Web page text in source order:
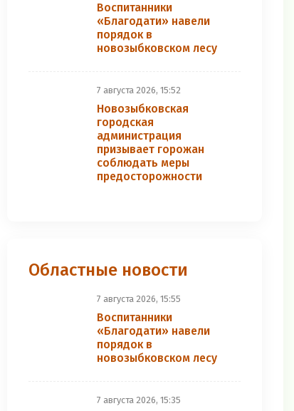
Воспитанники
«Благодати» навели
порядок в
новозыбковском лесу
7 августа 2026, 15:52
Новозыбковская
городская
администрация
призывает горожан
соблюдать меры
предосторожности
Областные новости
7 августа 2026, 15:55
Воспитанники
«Благодати» навели
порядок в
новозыбковском лесу
7 августа 2026, 15:35